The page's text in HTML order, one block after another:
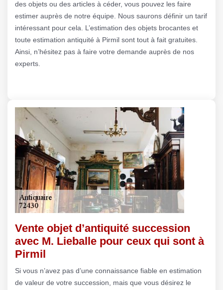
des objets ou des articles à céder, vous pouvez les faire
estimer auprès de notre équipe. Nous saurons définir un tarif
intéressant pour cela. L’estimation des objets brocantes et
toute estimation antiquité à Pirmil sont tout à fait gratuites.
Ainsi, n’hésitez pas à faire votre demande auprès de nos
experts.
Vente objet d’antiquité succession
avec M. Lieballe pour ceux qui sont à
Pirmil
Si vous n’avez pas d’une connaissance fiable en estimation
de valeur de votre succession, mais que vous désirez le